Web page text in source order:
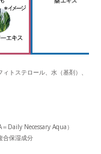
トステロール、水（基剤）、
Daily Necessary Aqua）
合保湿成分